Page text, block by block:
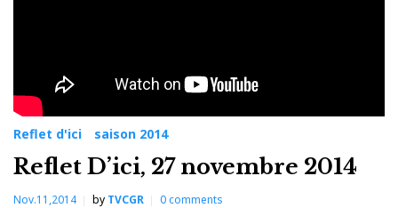
Reflet d'ici saison 2014
Reflet D’ici, 27 novembre 2014
Nov.11,2014 by TVCGR 0comments